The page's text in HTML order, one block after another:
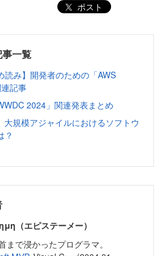
ポスト
一覧
読み】開発者のための「AWS
記事
2024」関連発表まとめ
大規模アジャイルにおけるソフトウ
？
（エピステーメー）
まで浸かったプログラマ。